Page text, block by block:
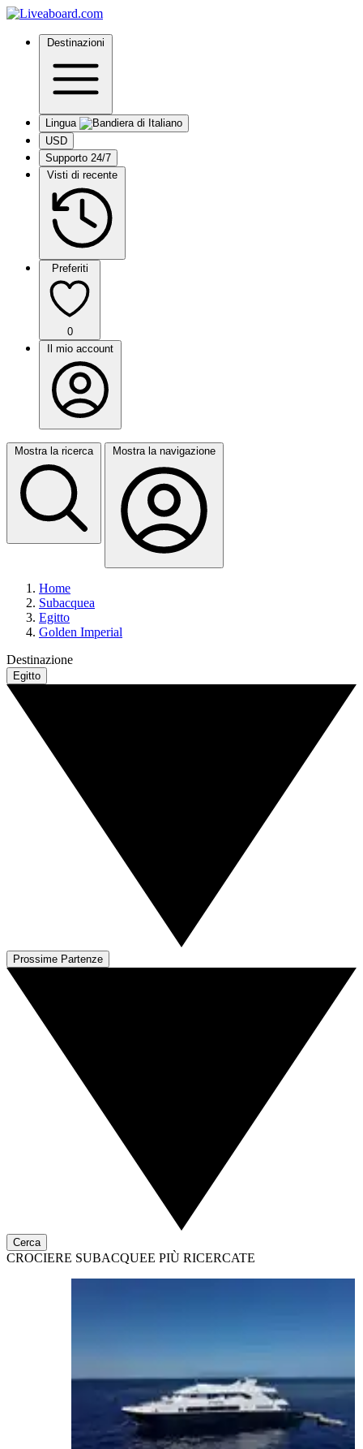
Destinazioni
Lingua
USD
Supporto 24/7
Visti di recente
Preferiti
0
Il mio account
Mostra la ricerca Mostra la navigazione
Home
Subacquea
Egitto
Golden Imperial
Destinazione
Egitto
Prossime Partenze
Cerca
CROCIERE SUBACQUEE PIÙ RICERCATE